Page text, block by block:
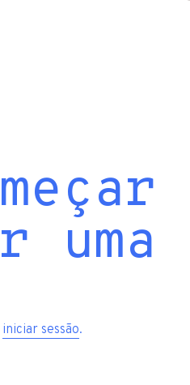
uma
iniciar sessão.